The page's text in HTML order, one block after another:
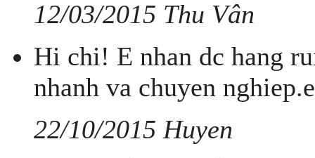
12/03/2015 Thu Vân
Hi chi! E nhan dc hang
nhanh va chuyen
22/10/2015 Huyen